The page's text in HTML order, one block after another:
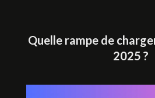
Quelle rampe de
2025 ?